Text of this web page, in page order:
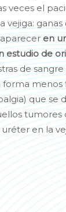
veces el
vejiga: ganas
apareceren
estudio de
de
forma
que se
tumores
en la